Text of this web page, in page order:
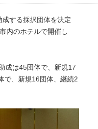
する採択団体を決定
内のホテルで開催し
成は45団体で、新規17
で、新規16団体、継続2